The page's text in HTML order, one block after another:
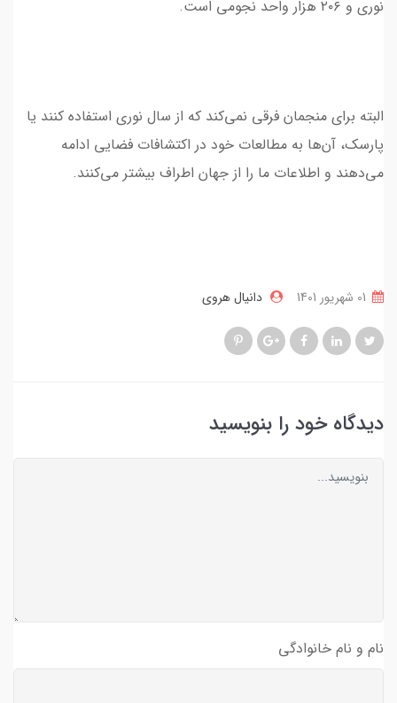
نوری و ۲۰۶ هزار واحد نجومی است.
البته برای منجمان فرقی نمی‌کند که از سال نوری استفاده کنند یا
پارسک، آن‌ها به مطالعات خود در اکتشافات فضایی ادامه
می‌دهند و اطلاعات ما را از جهان اطراف بیشتر می‌کنند.
دانیال هروی
دیدگاه خود را بنویسید
نام و نام خانوادگی